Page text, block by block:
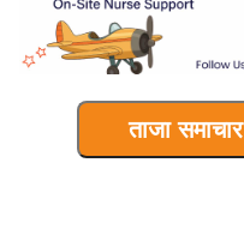
ताजा समाचार